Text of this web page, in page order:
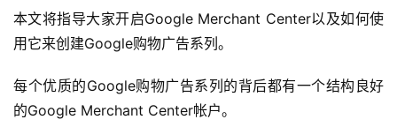
本文将指导大家开启Google Merchant Center以及如何使
用它来创建Google购物广告系列。
每个优质的Google购物广告系列的背后都有一个结构良好
的Google Merchant Center帐户。